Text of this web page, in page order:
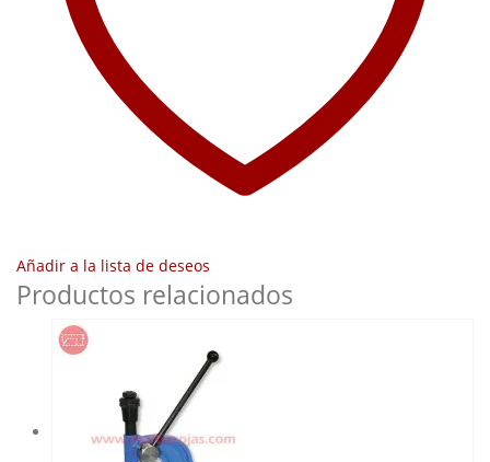
Añadir a la lista de deseos
Productos relacionados